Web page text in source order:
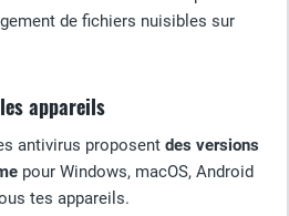
de fichiers nuisibles sur
appareils
antivirus proposent des versions
pour Windows, macOS, Android
tes appareils.